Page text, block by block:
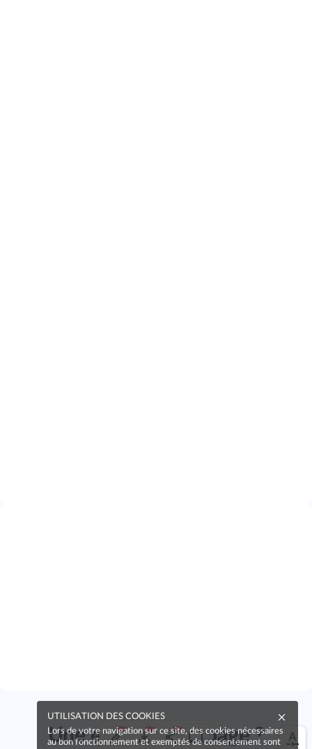
Une erreur sur la page ?
UTILISATION DES COOKIES
Lors de votre navigation sur ce site, des cookies nécessaires
au bon fonctionnement et exemptés de consentement sont